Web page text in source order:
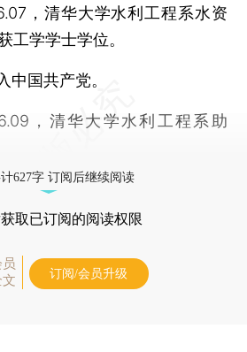
，清华大学水利工程系水资
工学学士学位。
国共产党。
，清华大学水利工程系助
627字 订阅后继续阅读
取已订阅的阅读权限
订阅/会员升级